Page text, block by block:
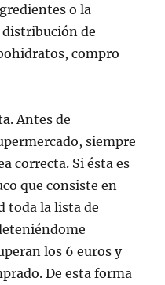
o la
distribución de
compro
. Antes de
siempre
correcta. Si ésta es
que consiste en
toda la lista de
los 6 euros y
De esta forma